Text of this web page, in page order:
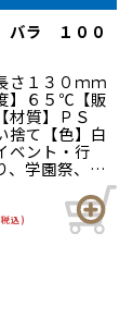
ラ １００
さ１３０ｍｍ
】６５℃【販
材質】ＰＳ
捨て【色】白
ベント・行
、学園祭、バ
、露店、ＢＢ
ー、パーティ
使い捨て容器
込)